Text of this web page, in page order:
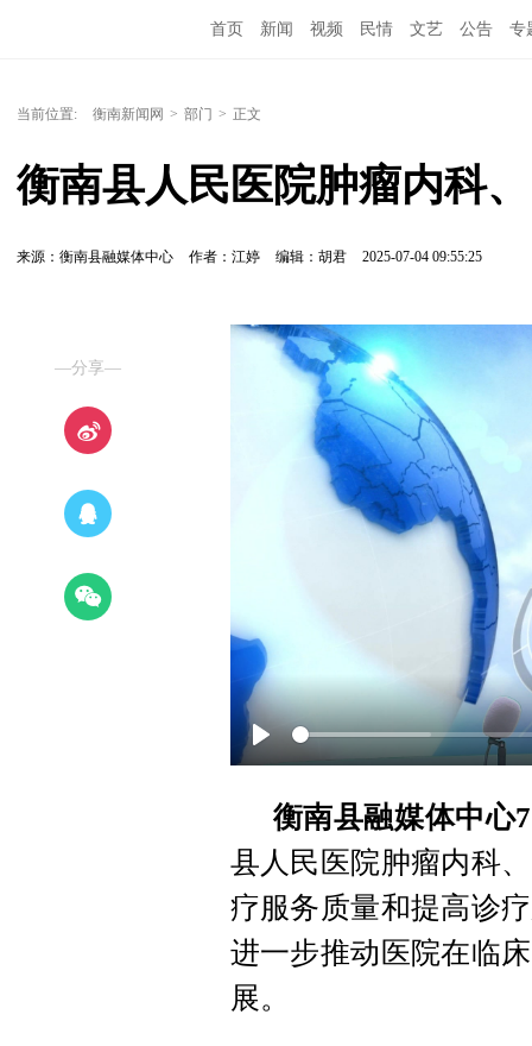
首页 新闻 视频 民情 文艺 公告 专
当前位置: 衡南新闻网 > 部门 > 正文
衡南县人民医院肿瘤内科
来源：衡南县融媒体中心 作者：江婷 编辑：胡君 2025-07-04 09:55:25
—分享—
Play
衡南县融媒体中心
县人民医院肿瘤内科
疗服务质量和提高诊
进一步推动医院在临
展。